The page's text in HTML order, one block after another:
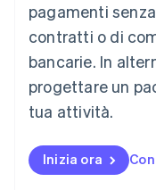
pagamenti
contratti o di
bancarie. In
progettare un
tua attività.
Inizia ora
English简体中文
Malta
English
Messico
Español English
Norvegia
Nuova Zelanda
English
Paesi Bassi